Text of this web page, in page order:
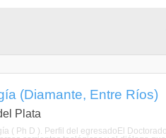
(Diamante, Entre Ríos)
Plata
( Ph D ). Perfil del egresadoEl